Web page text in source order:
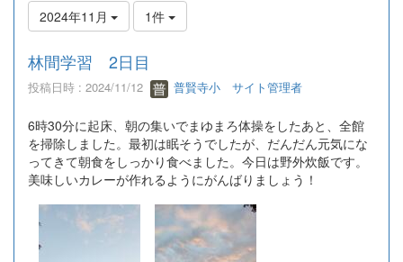
2024年11月 1件
林間学習 2日目
投稿日時 : 2024/11/12 普賢寺小 サイト管理者
6時30分に起床、朝の集いでまゆまろ体操をしたあと、全館
を掃除しました。最初は眠そうでしたが、だんだん元気にな
ってきて朝食をしっかり食べました。今日は野外炊飯です。
美味しいカレーが作れるようにがんばりましょう！